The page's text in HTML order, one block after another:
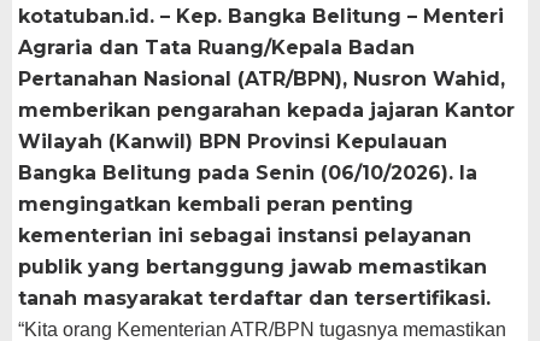
kotatuban.id. – Kep. Bangka Belitung – Menteri
Agraria dan Tata Ruang/Kepala Badan
Pertanahan Nasional (ATR/BPN), Nusron Wahid,
memberikan pengarahan kepada jajaran Kantor
Wilayah (Kanwil) BPN Provinsi Kepulauan
Bangka Belitung pada Senin (06/10/2026). Ia
mengingatkan kembali peran penting
kementerian ini sebagai instansi pelayanan
publik yang bertanggung jawab memastikan
tanah masyarakat terdaftar dan tersertifikasi.
“Kita orang Kementerian ATR/BPN tugasnya memastikan